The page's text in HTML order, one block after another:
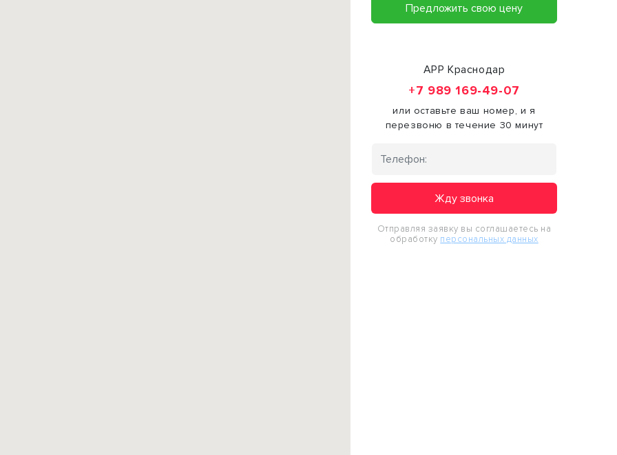
Предложить свою цену
АРР Краснодар
+7 989 169-49-07
или оставьте ваш номер, и я
перезвоню в течение 30 минут
Жду звонка
Отправляя заявку вы соглашаетесь на
обработку персональных данных